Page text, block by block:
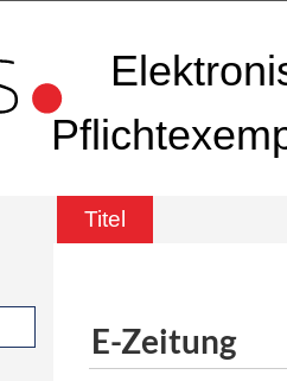
Titel
E-Zeitung